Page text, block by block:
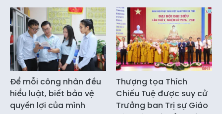
Để mỗi công nhân đều
hiểu luật, biết bảo vệ
quyền lợi của mình
Thượng tọa Thích
Chiếu Tuệ được suy cử
Trưởng ban Trị sự Giáo